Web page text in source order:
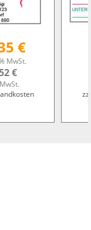
€
MwSt.
€